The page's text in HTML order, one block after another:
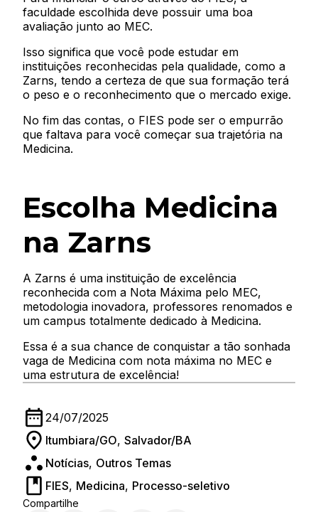
faculdade escolhida deve possuir uma boa
avaliação junto ao MEC.
Isso significa que você pode estudar em
instituições reconhecidas pela qualidade, como a
Zarns, tendo a certeza de que sua formação terá
o peso e o reconhecimento que o mercado exige.
No fim das contas, o FIES pode ser o empurrão
que faltava para você começar sua trajetória na
Medicina.
Escolha Medicina
na Zarns
A Zarns é uma instituição de excelência
reconhecida com a Nota Máxima pelo MEC,
metodologia inovadora, professores renomados e
um campus totalmente dedicado à Medicina.
Essa é a sua chance de conquistar a tão sonhada
vaga de Medicina com nota máxima no MEC e
uma estrutura de excelência!
24/07/2025
Itumbiara/GO, Salvador/BA
Notícias, Outros Temas
FIES, Medicina, Processo-seletivo
Compartilhe